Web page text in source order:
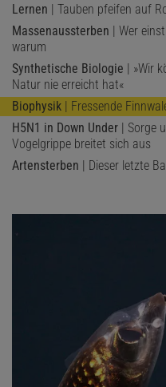
Lernen | Tauben pfeifen auf
Massenaussterben | Wer
warum
Synthetische Biologie | »Wir
Natur nie erreicht hat«
Biophysik | Fressende
H5N1 in Down Under | Sorge
Vogelgrippe breitet sich aus
Artensterben | Dieser letzte